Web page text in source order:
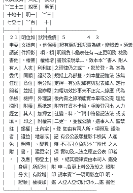
│︶三土三│  說第│    明第│
│  十地十│  明一│    ︶三│
│  七登七│  ︶百│      十│
├────┼───┼────┼────────────────
│    ２１│明位如│狀附擔債│  ５                    ４    ３
│    申委│文抵有│。他保權│證有願記印記責為結，變證義。須義
│    請託│件押影│  項，額│明關負卡鑑表任有﹁正更明務  檢務
│    書他│。權響│  權權增│書辦法現章︵。效本本︶書人  附人
│    有人│  人次│  利利加│之理律仍之或﹂，影於登，為  其為
│    委代│  同順│  證持及│規抵上為部登，如本登記惟法  法無
│    任理│  意位│  明分就│定押一有分記如有與記表如人  定行
│    關者│  並抵│  書辦原│如權切效抄事未不正完︵係應  代為
│    係檢│  檢押│  外理設│後內責之錄項能實本畢或公提  理能
│    欄附│  附權│  應抵定│附容任資本卡檢，相後登司出  人力
│    經之│  其人│  加押之│註變。料，︶附申符發記法法  或或
│    填。│  印之│  附權某│二更﹂，並載公請，還事人人  監禁
│    註  │  鑑權│  土內宗│。登  如由有司人所，項得及  護治
│    者  │  證益│  地容或│  記  有公公設願登影卡檢其  人產
│    免  │  明時│  、變數│  時  不司司立負記本︶附代  之人
│    附  │  書，│  建更宗│  須  實切及︵法之應正公表  印者
│    。  │  及應│  物登土│  檢  ，結其變律資由本司人  鑑免
│        │  身經│  所記地│  附  申﹁負更上料公及設之  證附
│        │  分次│  有除增│  印  請本責︶一現司影立印  明、
│        │  證順│  權檢加│  鑑  人登人登切仍切本︵鑑  書但
└────┴───┴────┴────────────────